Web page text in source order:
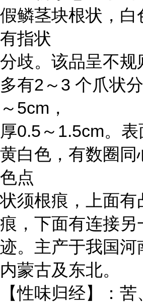
假鳞茎块根状，白
有指状
分歧。该品呈不规
多有2～3 个爪状
～5cm，
厚0.5～1.5cm。
黄白色，有数圈同
色点
状须根痕，上面有
痕，下面有连接另
迹。主产于我国河
内蒙古及东北。
【性味归经】：苦